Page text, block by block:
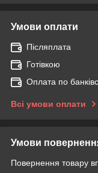
Умови оплати
Післяплата
Готівкою
Оплата по
Всі умови оплати
Умови
Повернення товару